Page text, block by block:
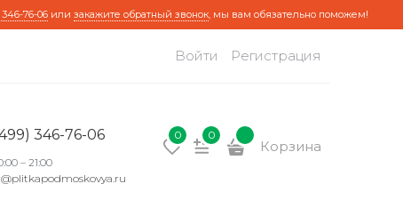
76-06 или закажите обратный звонок, мы вам обязательно поможем!
Войти Регистрация
346-76-06
– 21:00
0 0
Корзина